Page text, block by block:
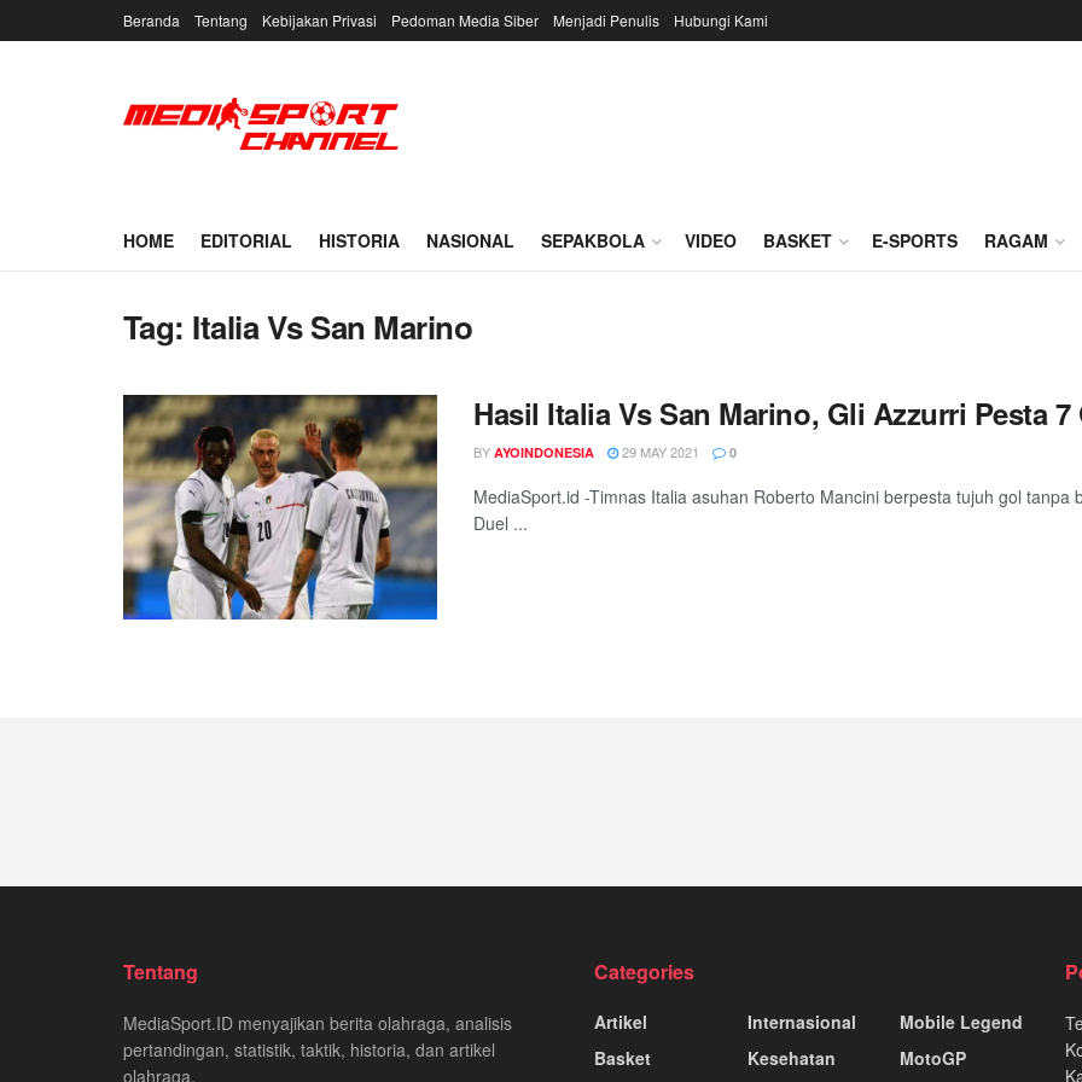
Beranda Tentang Kebijakan Privasi Pedoman Media Siber Menjadi Penulis Hubungi Kami
HOME EDITORIAL HISTORIA NASIONAL SEPAKBOLA VIDEO BASKET E-SPORTS RAGAM
Tag: Italia Vs San Marino
Hasil Italia Vs San Marino, Gli Azzurri Pesta 7
BY AYOINDONESIA 29 MAY 2021 0
MediaSport.id -Timnas Italia asuhan Roberto Mancini berpesta tujuh gol
Duel ...
Tentang
MediaSport.ID menyajikan berita olahraga, analisis
pertandingan, statistik, taktik, historia, dan artikel
olahraga.
Categories
Artikel
Basket
Internasional
Kesehatan
Mobile Legend
MotoGP